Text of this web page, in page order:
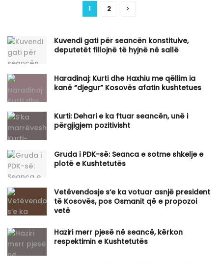
1 2
Kuvendi gati për seancën konstituive,
deputetët fillojnë të hyjnë në sallë
​Haradinaj: Kurti dhe Haxhiu me qëllim ia
kanë “djegur” Kosovës afatin kushtetues
Kurti: Dehari e ka ftuar seancën, unë i
përgjigjem pozitivisht
Gruda i PDK-së: Seanca e sotme shkelje e
plotë e Kushtetutës
Vetëvendosje s‘e ka votuar asnjë president
të Kosovës, pos Osmanit që e propozoi
vetë
Haziri merr pjesë në seancë, kërkon
respektimin e Kushtetutës